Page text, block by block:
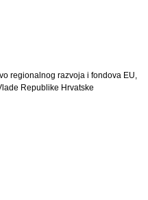
regionalnog razvoja i fondova EU,
Republike Hrvatske